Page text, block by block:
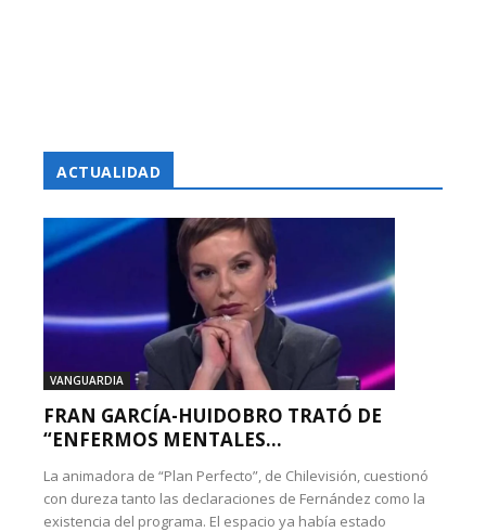
ACTUALIDAD
VANGUARDIA
FRAN GARCÍA-HUIDOBRO TRATÓ DE
“ENFERMOS MENTALES...
La animadora de “Plan Perfecto”, de Chilevisión, cuestionó
con dureza tanto las declaraciones de Fernández como la
existencia del programa. El espacio ya había estado